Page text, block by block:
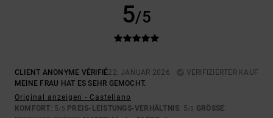
5/5
CLIENT ANONYME VÉRIFIÉ22. JANUAR 2026
VERIFIZIERTER KAUF
MEINE FRAU HAT ES SEHR GEMOCHT.
Original anzeigen - Castellano
KOMFORT: 5/5 PREIS-LEISTUNGS-VERHÄLTNIS: 5/5 GRÖSSE :